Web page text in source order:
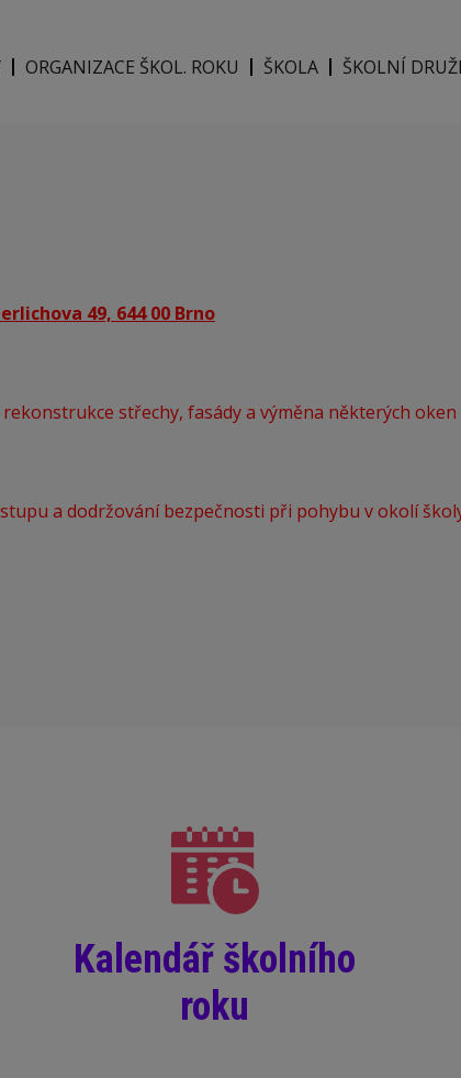
ORGANIZACE ŠKOL. ROKU ŠKOLA ŠKOLNÍ
49, 644 00 Brno
střechy, fasády a výměna některých oken
a dodržování bezpečnosti při pohybu v okolí
Kalendář školního
roku